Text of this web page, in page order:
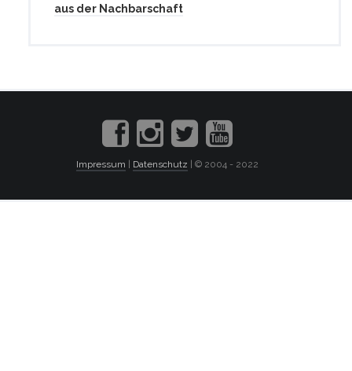
aus der Nachbarschaft
Impressum | Datenschutz | © 2004 - 2022